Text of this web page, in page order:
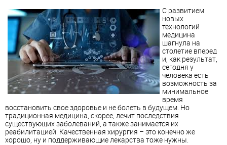
С развитием
новых
технологий
медицина
шагнула на
столетие вперед
и, как результат,
сегодня у
человека есть
возможность за
минимальное
время
восстановить свое здоровье и не болеть в будущем. Но
традиционная медицина, скорее, лечит последствия
существующих заболеваний, а также занимается их
реабилитацией. Качественная хирургия – это конечно же
хорошо, ну и поддерживающие лекарства тоже нужны.